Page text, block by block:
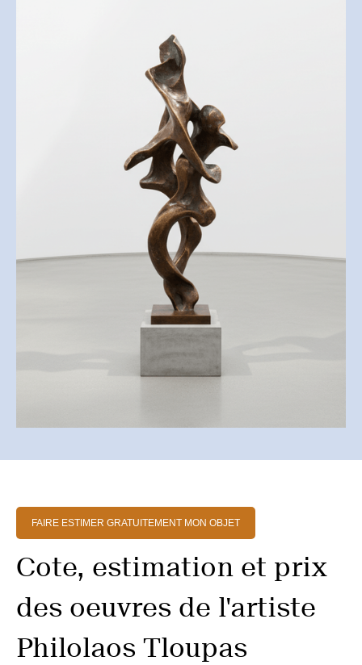
FAIRE ESTIMER GRATUITEMENT MON OBJET
Cote, estimation et prix
des oeuvres de l'artiste
Philolaos Tloupas